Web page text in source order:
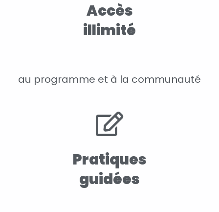
Accès
illimité
au programme et à la communauté
Pratiques
guidées